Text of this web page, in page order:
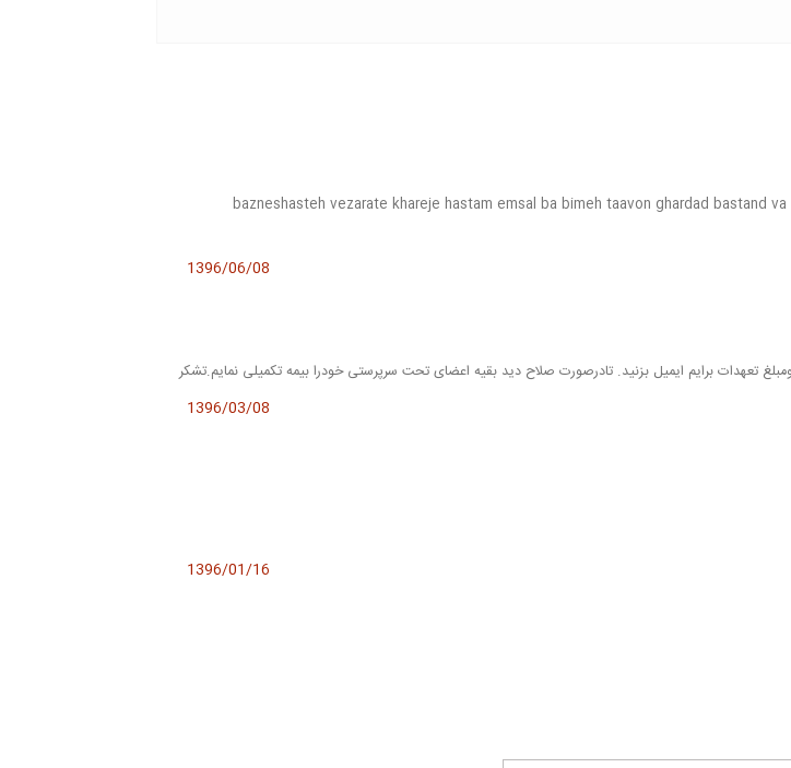
bazneshasteh vezarate khareje hastam emsal ba bimeh taavon ghardad bastand
1396/06/08
تعهدات برایم ایمیل بزنید. تادرصورت صلاح دید بقیه اعضای تحت سرپرستی خودرا بیمه تکمیلی نمایم.تشکر
1396/03/08
1396/01/16